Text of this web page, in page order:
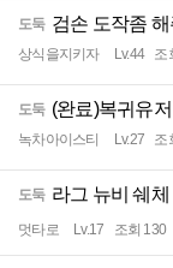
도둑 검손 도작좀
상식을지키자 Lv.44 조
도둑 (완료)복귀유
녹차아이스티 Lv.27 조
도둑 라그 뉴비 쉐
멋타로 Lv.17 조회 130